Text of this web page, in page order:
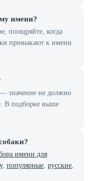
имени?
поощряйте, когда
привыкают к имени
— значение не должно
В подборке выше
имени для
, популярные русские